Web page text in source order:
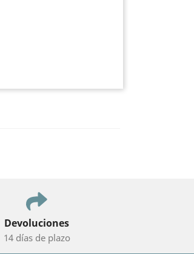
Devoluciones
14 días de plazo